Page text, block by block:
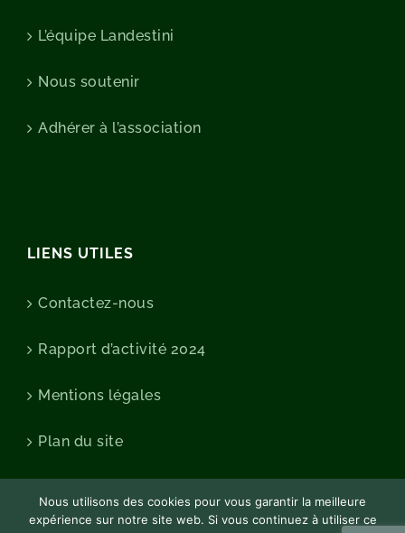
L’équipe Landestini
Nous soutenir
Adhérer à l’association
LIENS UTILES
Contactez-nous
Rapport d’activité 2024
Mentions légales
Plan du site
Nous utilisons des cookies pour vous garantir la meilleure
expérience sur notre site web. Si vous continuez à utiliser ce